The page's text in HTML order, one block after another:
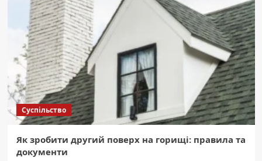
Суспільство
Як зробити другий поверх на горищі: правила та
документи